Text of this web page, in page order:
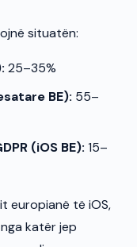
situatën:
25–35%
BE): 55–
(iOS BE): 15–
europianë të iOS,
katër jep